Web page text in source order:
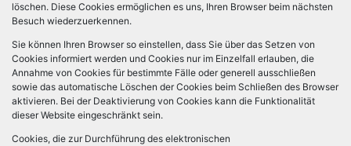
löschen. Diese Cookies ermöglichen es uns, Ihren Browser beim nächsten
Besuch wiederzuerkennen.
Sie können Ihren Browser so einstellen, dass Sie über das Setzen von
Cookies informiert werden und Cookies nur im Einzelfall erlauben, die
Annahme von Cookies für bestimmte Fälle oder generell ausschließen
sowie das automatische Löschen der Cookies beim Schließen des Browser
aktivieren. Bei der Deaktivierung von Cookies kann die Funktionalität
dieser Website eingeschränkt sein.
Cookies, die zur Durchführung des elektronischen